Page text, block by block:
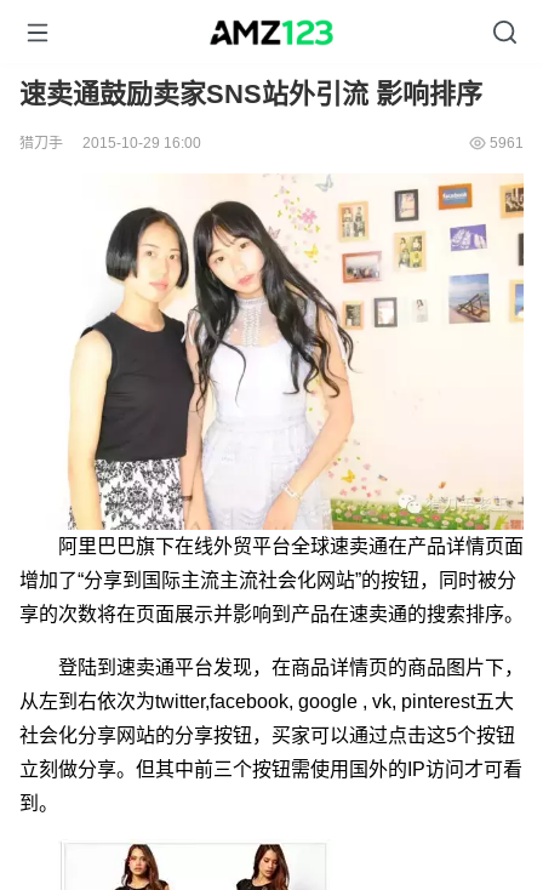
速卖通鼓励卖家SNS站外引流 影响排序
猎刀手 2015-10-29 16:00 5961
阿里巴巴旗下在线外贸平台全球速卖通在产品详情页面
增加了“分享到国际主流主流社会化网站”的按钮，同时被分
享的次数将在页面展示并影响到产品在速卖通的搜索排序。
登陆到速卖通平台发现，在商品详情页的商品图片下，
从左到右依次为twitter,facebook, google , vk, pinterest五大
社会化分享网站的分享按钮，买家可以通过点击这5个按钮
立刻做分享。但其中前三个按钮需使用国外的IP访问才可看
到。